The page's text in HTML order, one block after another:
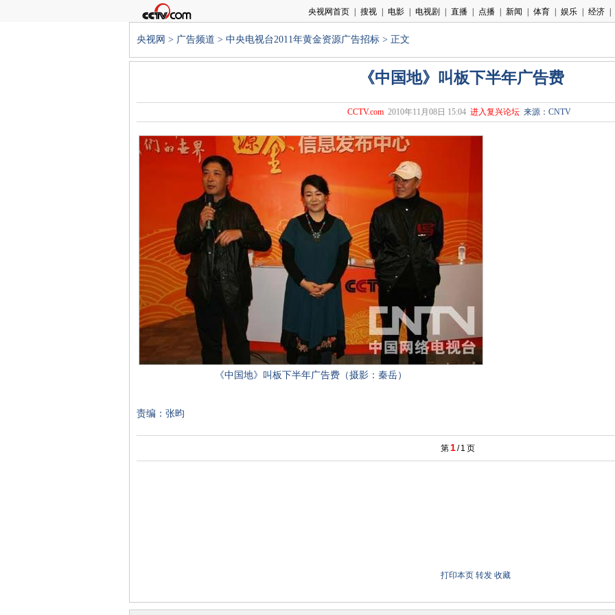
央视网 > 广告频道 > 中央电视台2011年黄金资源广告招标 > 正文
《中国地》叫板下半年广告费
CCTV.com 2010年11月08日 15:04 进入复兴论坛 来源：CNTV
《中国地》叫板下半年广告费（摄影：秦岳）
责编：张昀
第 1/ 1 页
打印本页 转发 收藏